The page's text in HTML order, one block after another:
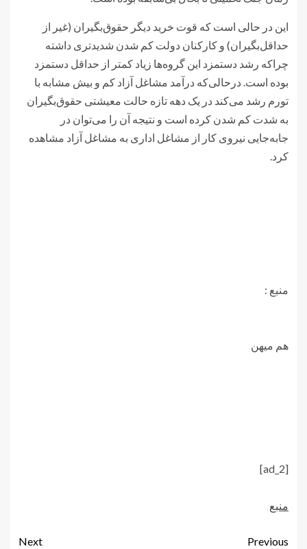
این در حالی است که قوت خرید دیگر حقوق‌بگیران (غیر از
حداقل‌بگیران) و کارکنان دولت کم شدن شدیدتری داشته
چراکه رشد دستمزد این گروه‌ها زیاد کمتر از حداقل دستمزد
بوده است. درحالی‌که درآمد مشاغل آزاد کم و بیش مشابه با
تورم رشد می‌کند در یک دهه تازه حالت معیشتی حقوق‌بگیران
به شدت کم شدن کرده است و نتیجه آن را می‌توان در
جابه‌جایی نیروی کار از مشاغل اداری به مشاغل آزاد مشاهده
کرد.
منبع :
هم میهن
[ad_2]
منبع
Previous
Next